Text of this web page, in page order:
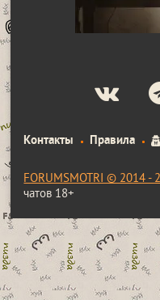
Контакты Правила
FORUMSMOTRI © 2014 -
чатов 18+